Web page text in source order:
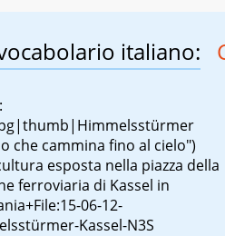
italiano:
che cammina fino al cielo")
esposta nella piazza della
ferroviaria di Kassel in
06-12-
Kassel-N3S